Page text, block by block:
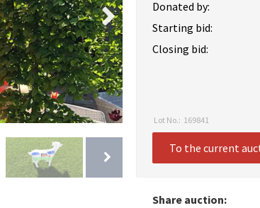
Donated by:
Starting bid:
Closing bid:
Lot No.: 169841
To the current
Share auction: